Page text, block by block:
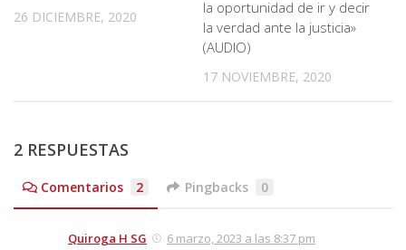
26 DICIEMBRE, 2020
la oportunidad de ir y decir
la verdad ante la justicia»
(AUDIO)
17 NOVIEMBRE, 2020
2 RESPUESTAS
Comentarios 2 Pingbacks 0
Quiroga H SG
6 marzo, 2023 a las 8:37 pm